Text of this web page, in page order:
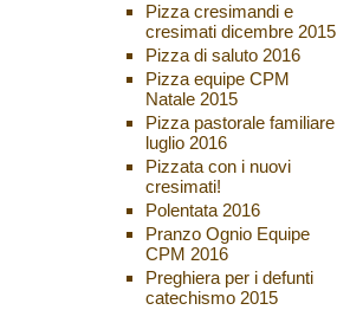
Pizza cresimandi e
cresimati dicembre 2015
Pizza di saluto 2016
Pizza equipe CPM
Natale 2015
Pizza pastorale familiare
luglio 2016
Pizzata con i nuovi
cresimati!
Polentata 2016
Pranzo Ognio Equipe
CPM 2016
Preghiera per i defunti
catechismo 2015